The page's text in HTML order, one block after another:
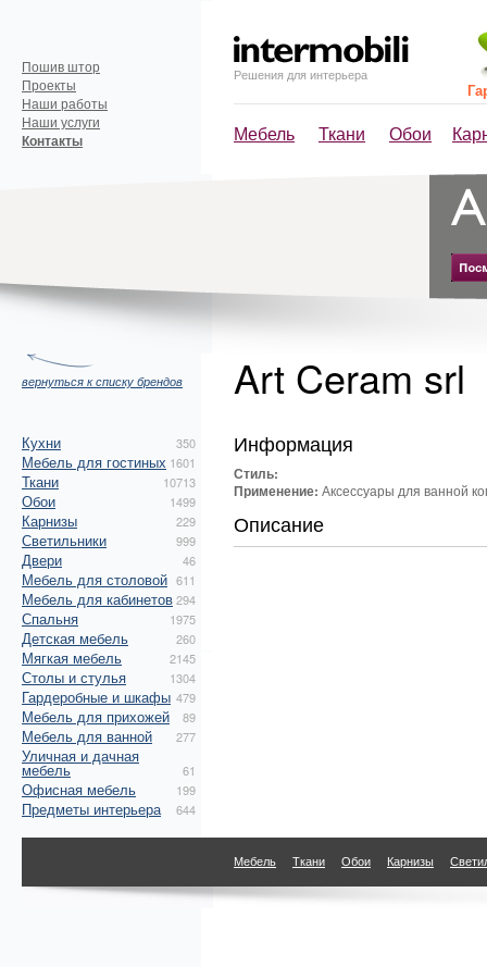
Решения для интерьера
Мебель Ткани Обои
Пошив штор
Проекты
Наши работы
Наши услуги
Контакты
вернуться к списку брендов
Кухни 350
Мебель для гостиных 1601
Ткани 10713
Обои 1499
Карнизы 229
Светильники 999
Двери 46
Мебель для столовой 611
Мебель для кабинетов294
Спальня 1975
Детская мебель 260
Мягкая мебель 2145
Столы и стулья 1304
Гардеробные и шкафы 479
Мебель для прихожей 89
Мебель для ванной 277
Уличная и дачная
мебель 61
Офисная мебель 199
Предметы интерьера 644
Art Ceram srl
Информация
Стиль:
Применение: Аксессуары для ванной
Описание
Мебель Ткани Обои Карнизы